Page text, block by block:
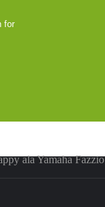
for
ala Yamaha Fazzio